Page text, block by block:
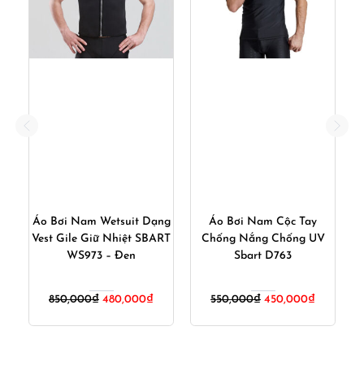
Áo Bơi Nam Wetsuit Dạng
Vest Gile Giữ Nhiệt SBART
WS973 – Đen
850,000₫ Giá
480,000₫Giá
Áo Bơi Nam Cộc Tay
Chống Nắng Chống UV
Sbart D763
550,000₫ Giá
450,000₫Giá